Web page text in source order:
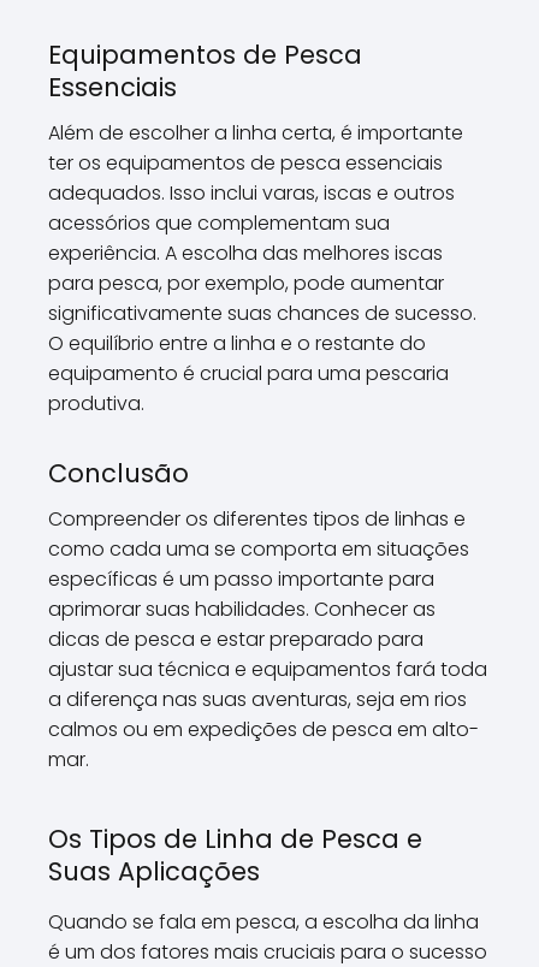
Equipamentos de Pesca
Essenciais
Além de escolher a linha certa, é importante
ter os equipamentos de pesca essenciais
adequados. Isso inclui varas, iscas e outros
acessórios que complementam sua
experiência. A escolha das melhores iscas
para pesca, por exemplo, pode aumentar
significativamente suas chances de sucesso.
O equilíbrio entre a linha e o restante do
equipamento é crucial para uma pescaria
produtiva.
Conclusão
Compreender os diferentes tipos de linhas e
como cada uma se comporta em situações
específicas é um passo importante para
aprimorar suas habilidades. Conhecer as
dicas de pesca e estar preparado para
ajustar sua técnica e equipamentos fará toda
a diferença nas suas aventuras, seja em rios
calmos ou em expedições de pesca em alto-
mar.
Os Tipos de Linha de Pesca e
Suas Aplicações
Quando se fala em pesca, a escolha da linha
é um dos fatores mais cruciais para o sucesso